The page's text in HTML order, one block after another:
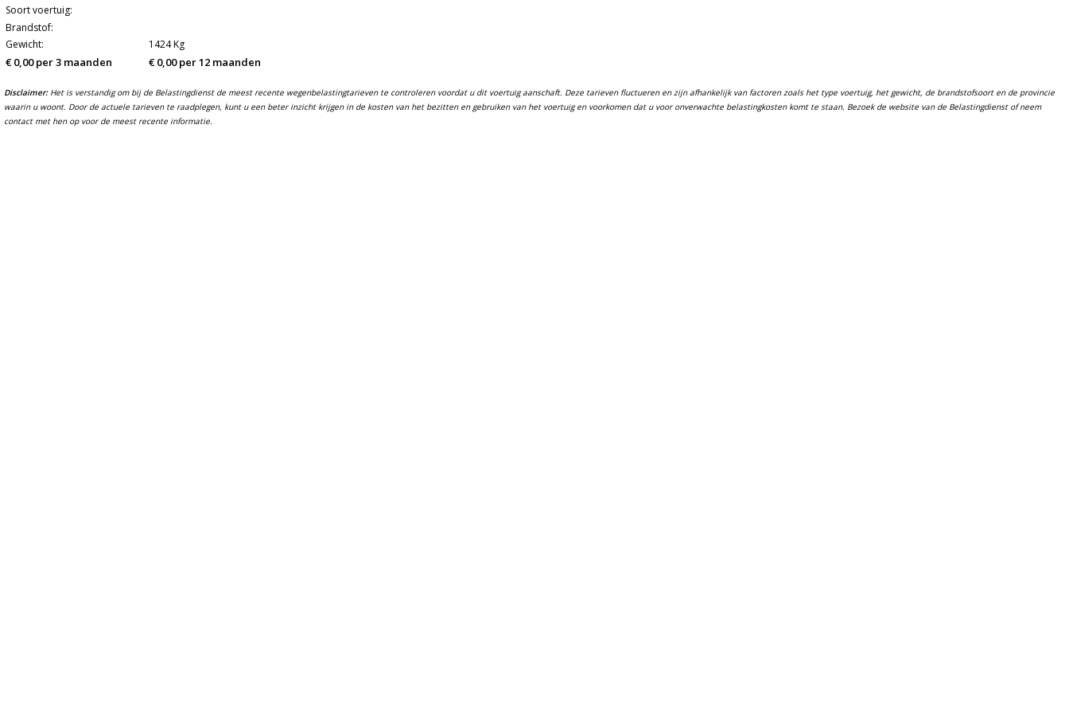
Soort voertuig:
Brandstof:
Gewicht:
1424 Kg
€ 0,00 per 3 maanden € 0,00 per 12 maanden
Disclaimer:Het is verstandig om bij de Belastingdienst de meest recente wegenbelastingtarieven te controleren voordat u dit voertuig aanschaft. Deze tarieven fluctueren en zijn afhankelijk van factoren zoals het type voertuig, het gewicht, de brandstofsoort en de provincie
waarin u woont. Door de actuele tarieven te raadplegen, kunt u een beter inzicht krijgen in de kosten van het bezitten en gebruiken van het voertuig en voorkomen dat u voor onverwachte belastingkosten komt te staan. Bezoek de website van de Belastingdienst of neem
contact met hen op voor de meest recente informatie.